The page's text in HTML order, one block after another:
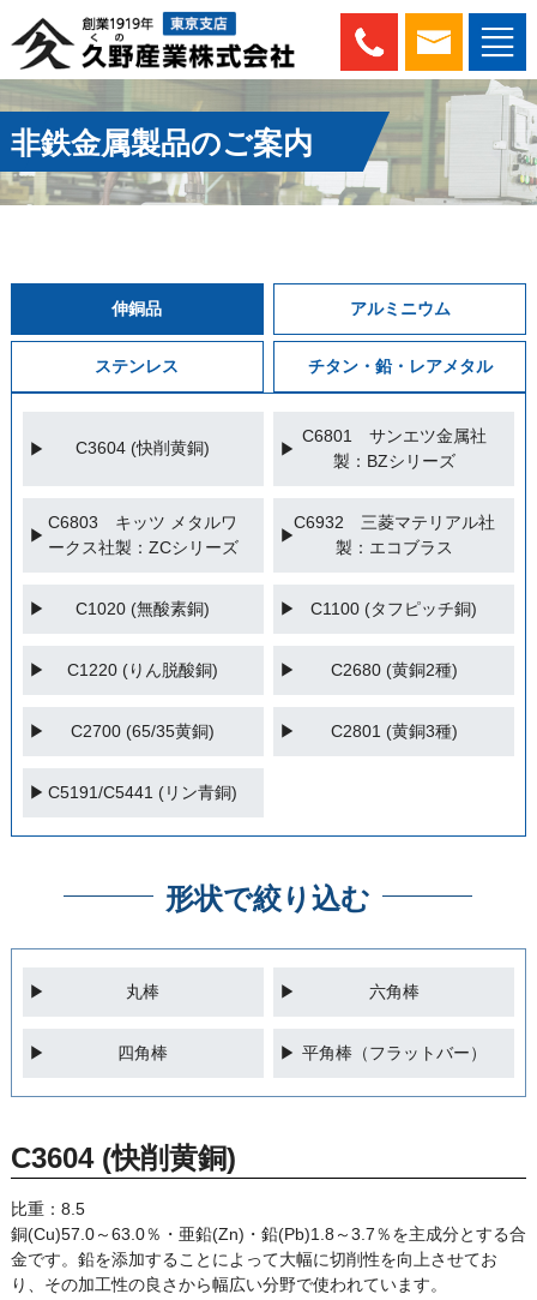
非鉄金属製品のご案内
伸銅品 アルミニウム
ステンレス チタン・鉛・レアメタル
C3604 (快削黄銅)
C6801 サンエツ金属社
製：BZシリーズ
C6803 キッツ メタルワ
ークス社製：ZCシリーズ
C6932 三菱マテリアル社
製：エコブラス
C1020 (無酸素銅) C1100 (タフピッチ銅)
C1220 (りん脱酸銅) C2680 (黄銅2種)
C2700 (65/35黄銅) C2801 (黄銅3種)
C5191/C5441 (リン青銅)
形状で絞り込む
丸棒 六角棒
四角棒 平角棒（フラットバー）
C3604 (快削黄銅)
比重：8.5
銅(Cu)57.0～63.0％・亜鉛(Zn)・鉛(Pb)1.8～3.7％を主成分とする合
金です。鉛を添加することによって大幅に切削性を向上させてお
り、その加工性の良さから幅広い分野で使われています。